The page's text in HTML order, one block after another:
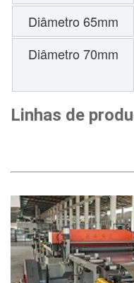
Diâmetro 65mm
Diâmetro 70mm
Linhas de